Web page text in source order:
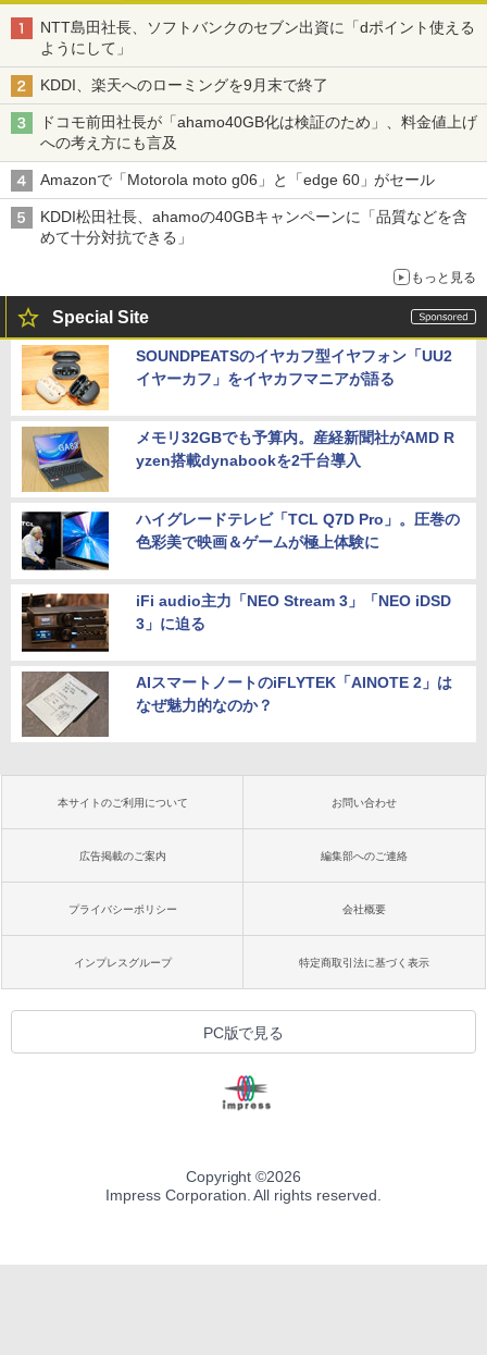
NTT島田社長、ソフトバンクのセブン出資に「dポイント使える
ようにして」
KDDI、楽天へのローミングを9月末で終了
ドコモ前田社長が「ahamo40GB化は検証のため」、料金値上げ
への考え方にも言及
Amazonで「Motorola moto g06」と「edge 60」がセール
KDDI松田社長、ahamoの40GBキャンペーンに「品質などを含
めて十分対抗できる」
もっと見る
Special Site
SOUNDPEATSのイヤカフ型イヤフォン「UU2
イヤーカフ」をイヤカフマニアが語る
メモリ32GBでも予算内。産経新聞社がAMD R
yzen搭載dynabookを2千台導入
ハイグレードテレビ「TCL Q7D Pro」。圧巻の
色彩美で映画＆ゲームが極上体験に
iFi audio主力「NEO Stream 3」「NEO iDSD
3」に迫る
AIスマートノートのiFLYTEK「AINOTE 2」は
なぜ魅力的なのか？
本サイトのご利用について お問い合わせ
広告掲載のご案内 編集部へのご連絡
プライバシーポリシー 会社概要
インプレスグループ 特定商取引法に基づく表示
PC版で見る
Copyright ©2026
Impress Corporation. All rights reserved.